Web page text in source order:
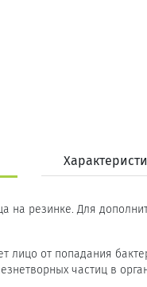
на резинке. Для
лицо от попадания
частиц в